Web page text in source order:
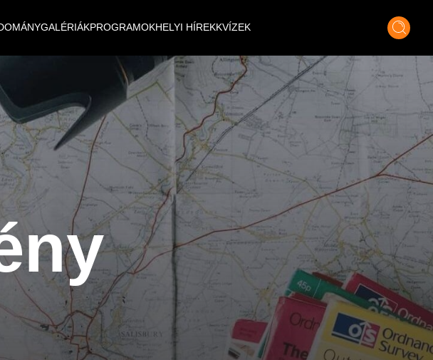
GALÉRIÁKPROGRAMOKHELYI HÍREKKVÍZEK